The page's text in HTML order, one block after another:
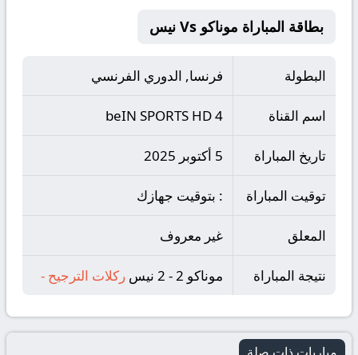
بطاقة المباراة موناكو Vs نيس
البطولة فرنسا, الدوري الفرنسي
اسم القناة beIN SPORTS HD 4
تاريخ المباراة 5 أكتوبر 2025
توقيت المباراة : بتوقيت جهازك
المعلق غير معروف
نتيجة المباراة موناكو 2 - 2 نيس ركلات الترجيح -